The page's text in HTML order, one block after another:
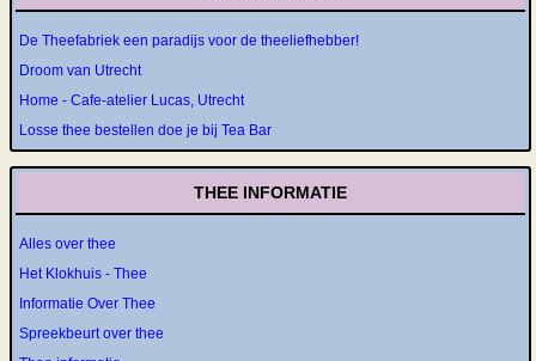
De Theefabriek een paradijs voor de theeliefhebber!
Droom van Utrecht
Home - Cafe-atelier Lucas, Utrecht
Losse thee bestellen doe je bij Tea Bar
THEE INFORMATIE
Alles over thee
Het Klokhuis - Thee
Informatie Over Thee
Spreekbeurt over thee